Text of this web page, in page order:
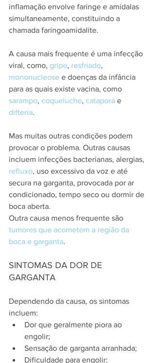
inflamação envolve faringe e amídalas
simultaneamente, constituindo a
chamada faringoamidalite.
A causa mais frequente é uma infecção
viral, como, gripe, resfriado,
mononucleose e doenças da infância
para as quais existe vacina, como
sarampo, coqueluche, catapora e
difteria.
Mas muitas outras condições podem
provocar o problema. Outras causas
incluem infecções bacterianas, alergias,
refluxo, uso excessivo da voz e até
secura na garganta, provocada por ar
condicionado, tempo seco ou dormir de
boca aberta.
Outra causa menos frequente são
tumores que acometem a região da
boca e garganta.
SINTOMAS DA DOR DE
GARGANTA
Dependendo da causa, os sintomas
incluem:
Dor que geralmente piora ao
engolir;
Sensação de garganta arranhada;
Dificuldade para engolir;